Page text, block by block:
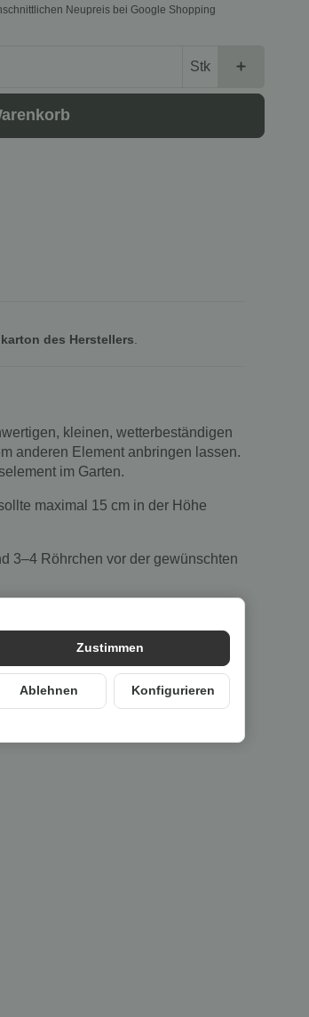
Neupreis bei Google Shopping
Stk
des Herstellers
kleinen, wetterbeständigen
anderen Element anbringen lassen.
im Garten.
maximal 15 cm in der Höhe
3–4 Röhrchen vor der gewünschten
Zustimmen
Ablehnen Konfigurieren